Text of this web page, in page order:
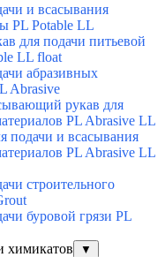
и всасывания
PL Potable LL
для подачи питьевой
LL float
абразивных
Abrasive
рукав для
PL Abrasive LL
подачи и всасывания
PL Abrasive LL
строительного
буровой грязи PL
химикатов
▼